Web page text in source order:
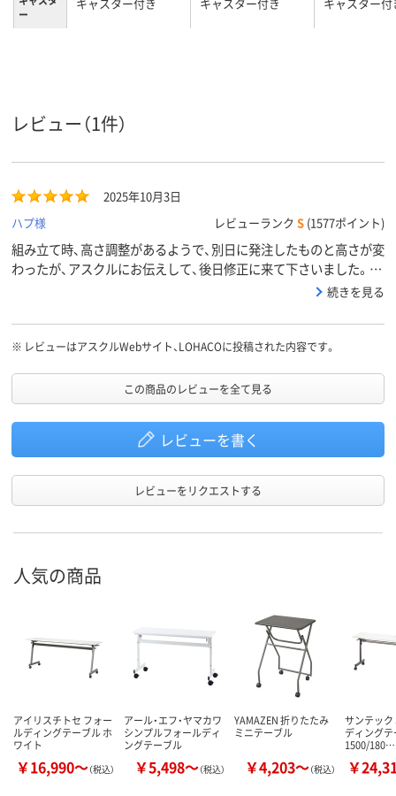
ー
レビュー（1件）
2025年10月3日
ハプ様
レビューランク S (1577ポイント)
組み立て時、高さ調整があるようで、別日に発注したものと高さが変
わったが、アスクルにお伝えして、後日修正に来て下さいました。迅
速な対応で助かりました。質感は、清潔感があって、コロコロもスム
続きを見る
※ レビューはアスクルWebサイト、LOHACOに投稿された内容です。
この商品のレビューを全て見る
レビューを書く
レビューをリクエストする
人気の商品
アイリスチトセ フォー
ルディングテーブル ホ
ワイト
￥16,990～（税込）
アール・エフ・ヤマカワ
シンプルフォールディ
ングテーブル
￥5,498～（税込）
YAMAZEN 折りたたみ
ミニテーブル
￥4,203～（税込）
サンテック
ディング
1500/180…
￥